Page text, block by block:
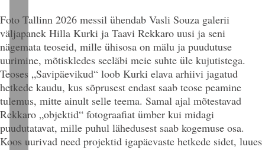
Foto Tallinn 2026 messil ühendab Vasli Souza galerii
väljapanek Hilla Kurki ja Taavi Rekkaro uusi ja seni
nägemata teoseid, mille ühisosa on mälu ja puudutuse
uurimine, mõtiskledes seeläbi meie suhte üle kujutistega.
Teoses „Savipäevikud“ loob Kurki elava arhiivi jagatud
hetkede kaudu, kus sõprusest endast saab teose peamine
tulemus, mitte ainult selle teema. Samal ajal mõtestavad
Rekkaro „objektid“ fotograafiat ümber kui midagi
puudutatavat, mille puhul lähedusest saab kogemuse osa.
Koos uurivad need projektid igapäevaste hetkede sidet, luues